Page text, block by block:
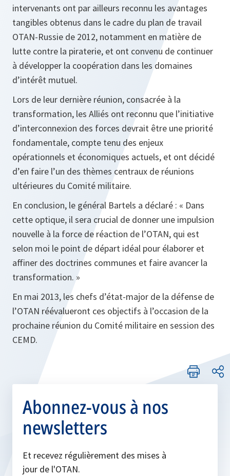
intervenants ont par ailleurs reconnu les avantages
tangibles obtenus dans le cadre du plan de travail
OTAN-Russie de 2012, notamment en matière de
lutte contre la piraterie, et ont convenu de continuer
à développer la coopération dans les domaines
d’intérêt mutuel.
Lors de leur dernière réunion, consacrée à la
transformation, les Alliés ont reconnu que l’initiative
d’interconnexion des forces devrait être une priorité
fondamentale, compte tenu des enjeux
opérationnels et économiques actuels, et ont décidé
d’en faire l’un des thèmes centraux de réunions
ultérieures du Comité militaire.
En conclusion, le général Bartels a déclaré : « Dans
cette optique, il sera crucial de donner une impulsion
nouvelle à la force de réaction de l’OTAN, qui est
selon moi le point de départ idéal pour élaborer et
affiner des doctrines communes et faire avancer la
transformation. »
En mai 2013, les chefs d’état-major de la défense de
l’OTAN réévalueront ces objectifs à l’occasion de la
prochaine réunion du Comité militaire en session des
CEMD.
Abonnez-vous à nos
newsletters
Et recevez régulièrement des mises à
jour de l'OTAN.